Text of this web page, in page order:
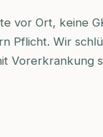
vor Ort, keine
Pflicht. Wir
Vorerkrankung